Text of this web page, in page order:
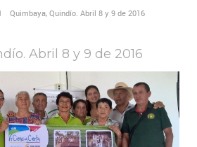
Quimbaya, Quindío. Abril 8 y 9 de 2016
Abril 8 y 9 de 2016